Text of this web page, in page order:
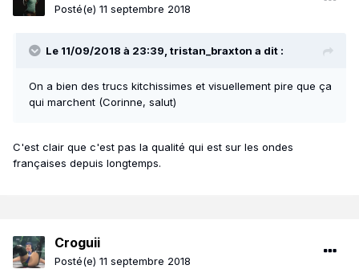
Posté(e) 11 septembre 2018
Le 11/09/2018 à 23:39, tristan_braxton a dit :
On a bien des trucs kitchissimes et visuellement pire que ça
qui marchent (Corinne, salut)
C'est clair que c'est pas la qualité qui est sur les ondes
françaises depuis longtemps.
Croguii
Posté(e) 11 septembre 2018